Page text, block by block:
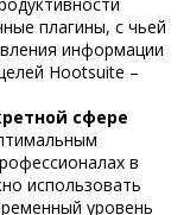
плагины, с чьей
информации
Hootsuite –
сфере
в
использовать
уровень